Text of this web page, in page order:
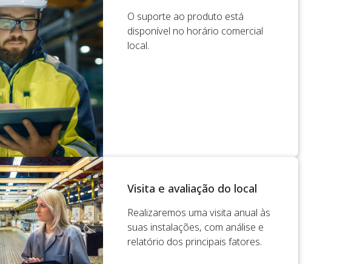
O suporte ao produto está
disponível no horário comercial
local.
Visita e avaliação do local
Realizaremos uma visita anual às
suas instalações, com análise e
relatório dos principais fatores.